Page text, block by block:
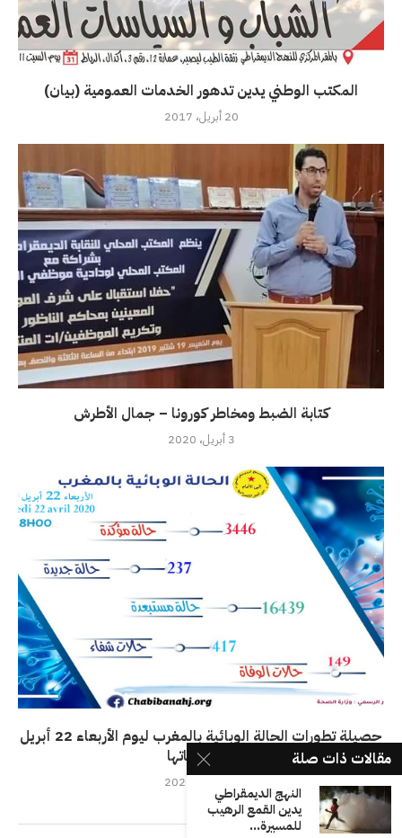
المكتب الوطني يدين تدهور الخدمات العمومية (بيان)
20 أبريل، 2017
كتابة الضبط ومخاطر كورونا – جمال الأطرش
3 أبريل، 2020
حصيلة تطورات الحالة الوبائية بالمغرب ليوم الأربعاء 22 أبريل
وانعكاساتها
مقالات ذات صلة
النهج الديمقراطي
يدين القمع الرهيب
للمسيرة...